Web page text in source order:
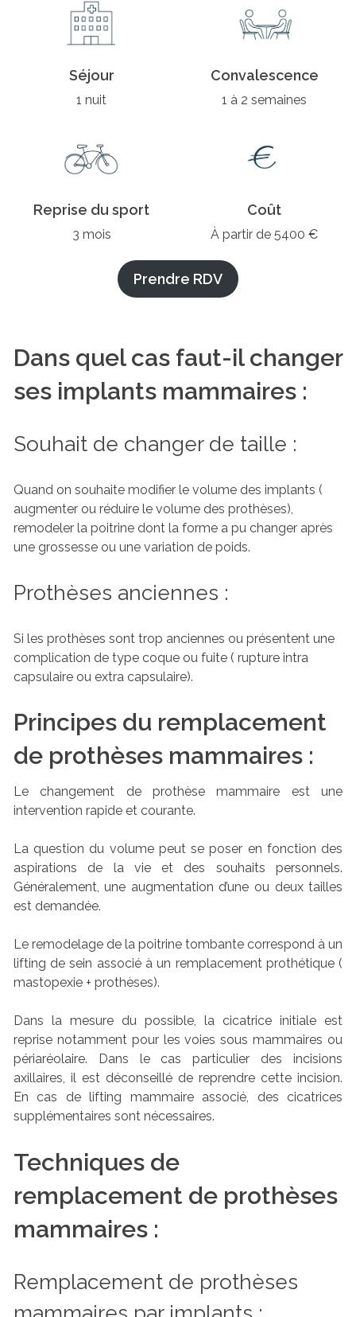
Séjour
1 nuit
Convalescence
1 à 2 semaines
Reprise du sport
3 mois
Coût
À partir de 5400 €
Prendre RDV
Dans quel cas faut-il changer
ses implants mammaires :
Souhait de changer de taille :
Quand on souhaite modifier le volume des implants (
augmenter ou réduire le volume des prothèses),
remodeler la poitrine dont la forme a pu changer après
une grossesse ou une variation de poids.
Prothèses anciennes :
Si les prothèses sont trop anciennes ou présentent une
complication de type coque ou fuite ( rupture intra
capsulaire ou extra capsulaire).
Principes du remplacement
de prothèses mammaires :
Le changement de prothèse mammaire est une
intervention rapide et courante.
La question du volume peut se poser en fonction des
aspirations de la vie et des souhaits personnels.
Généralement, une augmentation d’une ou deux tailles
est demandée.
Le remodelage de la poitrine tombante correspond à un
lifting de sein associé à un remplacement prothétique (
mastopexie + prothèses).
Dans la mesure du possible, la cicatrice initiale est
reprise notamment pour les voies sous mammaires ou
périaréolaire. Dans le cas particulier des incisions
axillaires, il est déconseillé de reprendre cette incision.
En cas de lifting mammaire associé, des cicatrices
supplémentaires sont nécessaires.
Techniques de
remplacement de prothèses
mammaires :
Remplacement de prothèses